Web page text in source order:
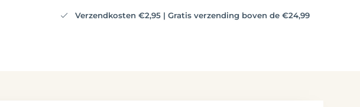
Verzendkosten €2,95 | Gratis verzending boven de €24,99